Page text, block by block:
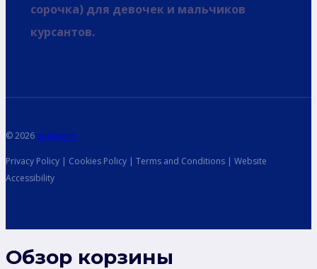
сорочка) для девочек и мальчиков
курсантов.
© 2026 spetsvoin
Privacy Policy | Cookies Policy | Terms and Conditions | Website
Accessibility
Обзор корзины